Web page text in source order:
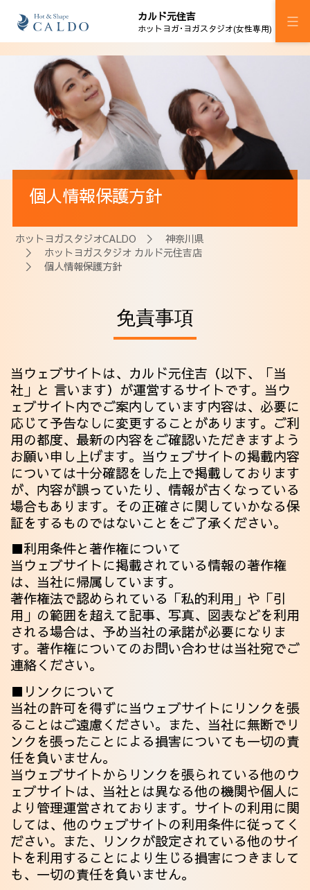
カルド元住吉
ホットヨガ･ヨガスタジオ(女性専用)
施設案内
プログラム
スケジュール
料金
ウェルチケ
法人会員
アクセス
個人情報保護方針
ホットヨガスタジオCALDO ＞神奈川県
＞ ホットヨガスタジオ カルド元住吉店
＞ 個人情報保護方針
免責事項
当ウェブサイトは、カルド元住吉（以下、「当
社」と 言います）が運営するサイトです。当ウ
ェブサイト内でご案内しています内容は、必要に
応じて予告なしに変更することがあります。ご利
用の都度、最新の内容をご確認いただきますよう
お願い申し上げます。当ウェブサイトの掲載内容
については十分確認をした上で掲載しております
が、内容が誤っていたり、情報が古くなっている
場合もあります。その正確さに関していかなる保
証をするものではないことをご了承ください。
■利用条件と著作権について
当ウェブサイトに掲載されている情報の著作権
は、当社に帰属しています。
著作権法で認められている「私的利用」や「引
用」の範囲を超えて記事、写真、図表などを利用
される場合は、予め当社の承諾が必要になりま
す。著作権についてのお問い合わせは当社宛でご
連絡ください。
■リンクについて
当社の許可を得ずに当ウェブサイトにリンクを張
ることはご遠慮ください。また、当社に無断でリ
ンクを張ったことによる損害についても一切の責
任を負いません。
当ウェブサイトからリンクを張られている他のウ
ェブサイトは、当社とは異なる他の機関や個人に
より管理運営されております。サイトの利用に関
しては、他のウェブサイトの利用条件に従ってく
ださい。また、リンクが設定されている他のサイ
トを利用することにより生じる損害につきまして
も、一切の責任を負いません。